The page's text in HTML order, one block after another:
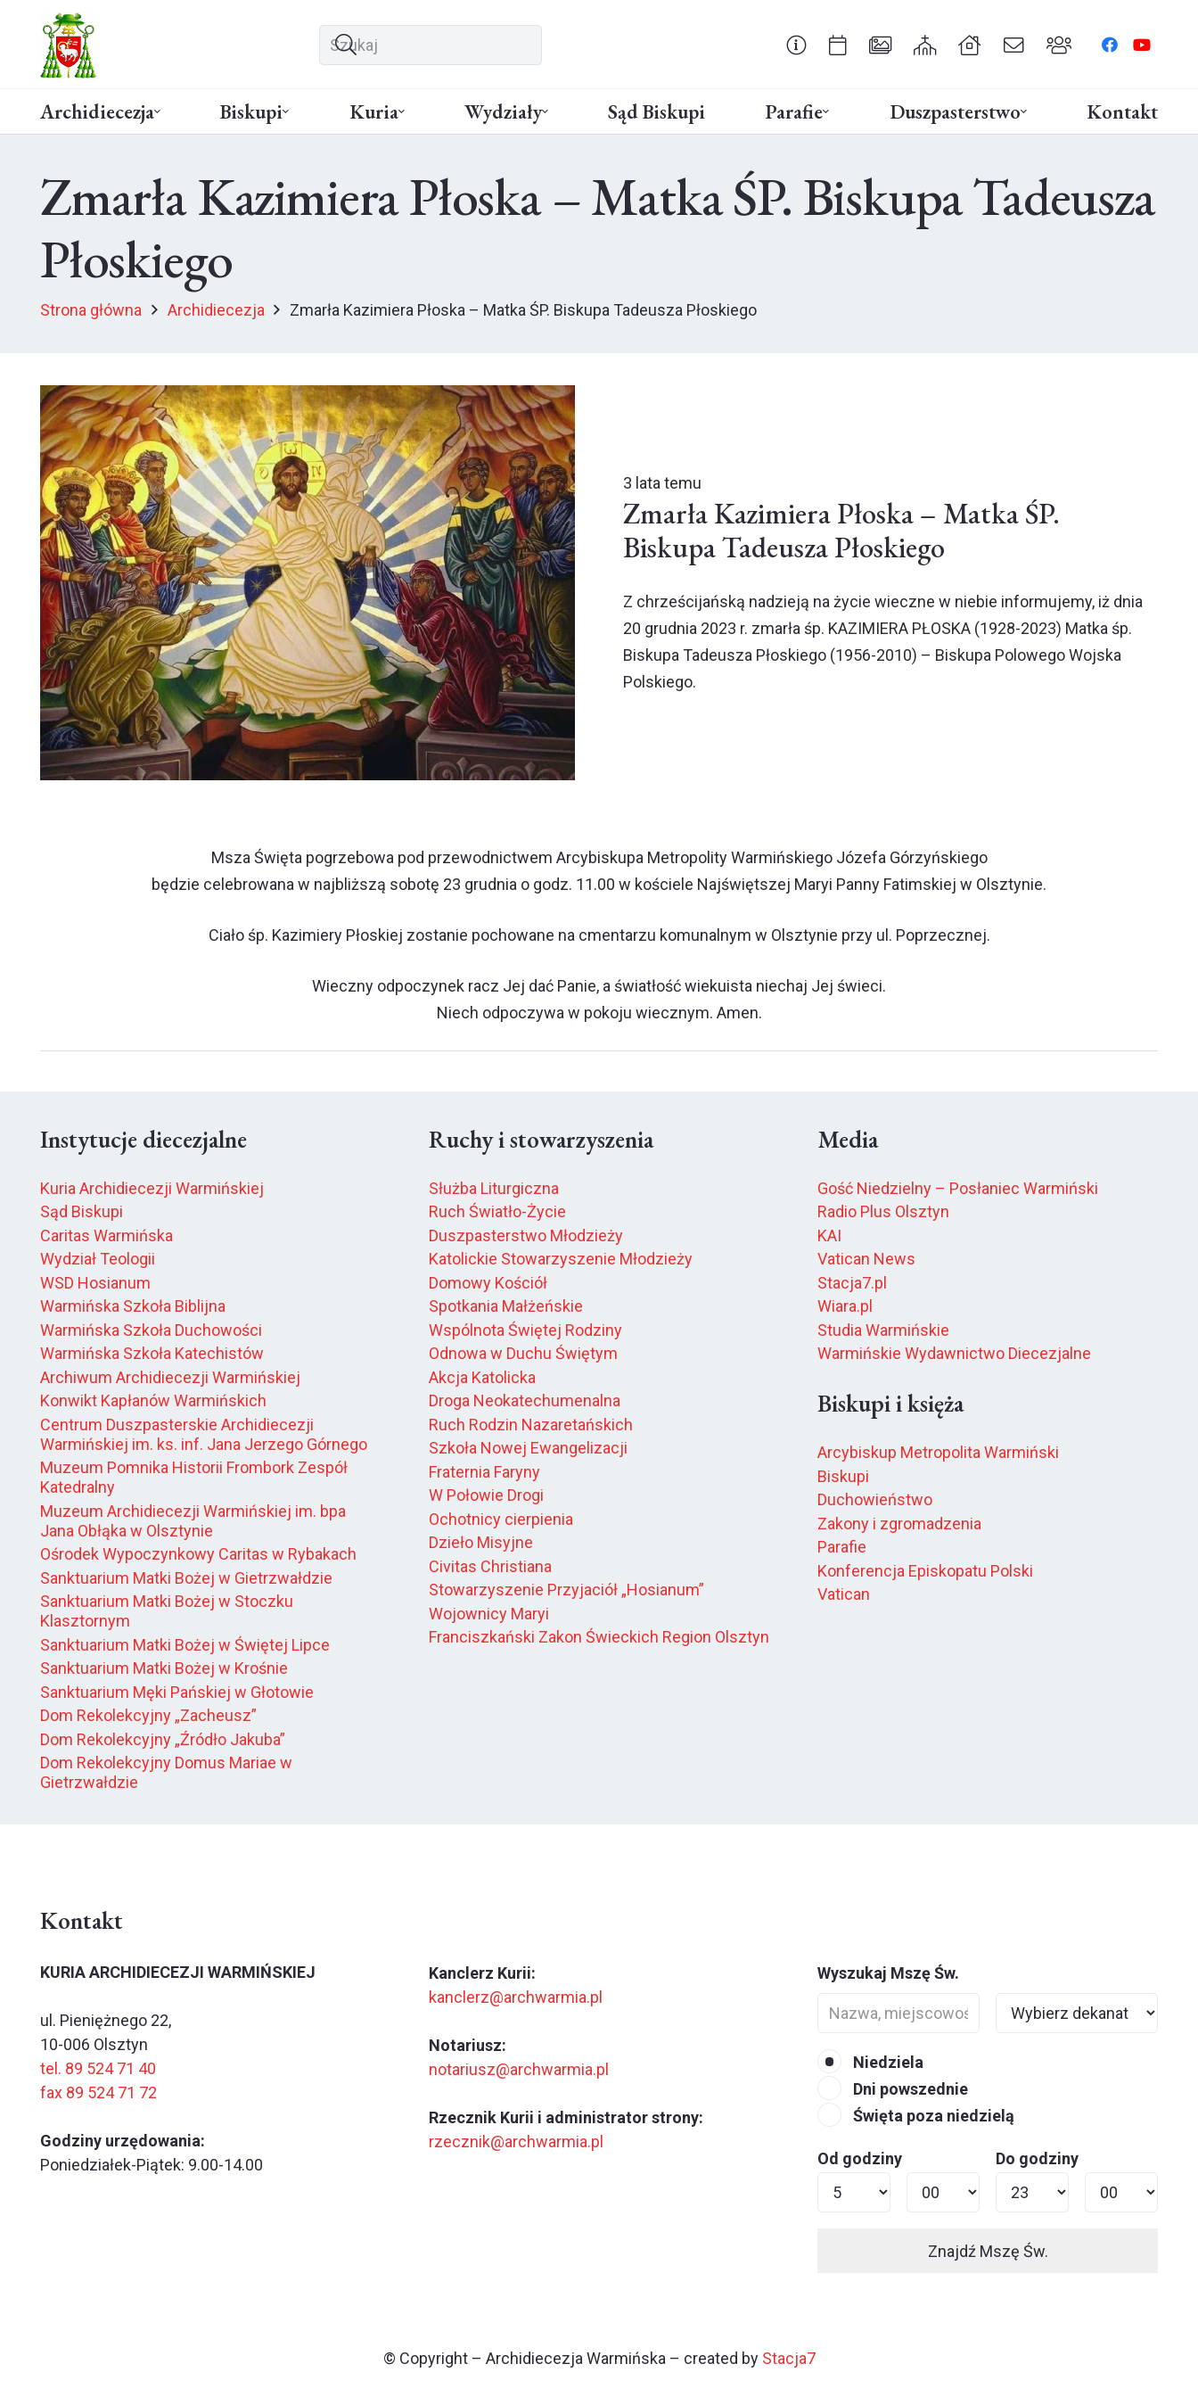
Archidiecezja Biskupi Kuria Wydziały Sąd Biskupi Parafie Duszpasterstwo Kontakt
Zmarła Kazimiera Płoska – Matka ŚP. Biskupa Tadeusza
Płoskiego
Strona główna Archidiecezja Zmarła Kazimiera Płoska – Matka ŚP. Biskupa Tadeusza Płoskiego
3 lata temu
Zmarła Kazimiera Płoska – Matka ŚP.
Biskupa Tadeusza Płoskiego
Z chrześcijańską nadzieją na życie wieczne w niebie informujemy, iż dnia
20 grudnia 2023 r. zmarła śp. KAZIMIERA PŁOSKA (1928-2023) Matka śp.
Biskupa Tadeusza Płoskiego (1956-2010) – Biskupa Polowego Wojska
Polskiego.
Msza Święta pogrzebowa pod przewodnictwem Arcybiskupa Metropolity Warmińskiego Józefa Górzyńskiego
będzie celebrowana w najbliższą sobotę 23 grudnia o godz. 11.00 w kościele Najświętszej Maryi Panny Fatimskiej w Olsztynie.
Ciało śp. Kazimiery Płoskiej zostanie pochowane na cmentarzu komunalnym w Olsztynie przy ul. Poprzecznej.
Wieczny odpoczynek racz Jej dać Panie, a światłość wiekuista niechaj Jej świeci.
Niech odpoczywa w pokoju wiecznym. Amen.
Instytucje diecezjalne
Kuria Archidiecezji Warmińskiej
Sąd Biskupi
Caritas Warmińska
Wydział Teologii
WSD Hosianum
Warmińska Szkoła Biblijna
Warmińska Szkoła Duchowości
Warmińska Szkoła Katechistów
Archiwum Archidiecezji Warmińskiej
Konwikt Kapłanów Warmińskich
Centrum Duszpasterskie Archidiecezji
Warmińskiej im. ks. inf. Jana Jerzego Górnego
Muzeum Pomnika Historii Frombork Zespół
Katedralny
Muzeum Archidiecezji Warmińskiej im. bpa
Jana Obłąka w Olsztynie
Ośrodek Wypoczynkowy Caritas w Rybakach
Sanktuarium Matki Bożej w Gietrzwałdzie
Sanktuarium Matki Bożej w Stoczku
Klasztornym
Sanktuarium Matki Bożej w Świętej Lipce
Sanktuarium Matki Bożej w Krośnie
Sanktuarium Męki Pańskiej w Głotowie
Dom Rekolekcyjny „Zacheusz”
Dom Rekolekcyjny „Źródło Jakuba”
Dom Rekolekcyjny Domus Mariae w
Gietrzwałdzie
Ruchy i stowarzyszenia
Służba Liturgiczna
Ruch Światło-Życie
Duszpasterstwo Młodzieży
Katolickie Stowarzyszenie Młodzieży
Domowy Kościół
Spotkania Małżeńskie
Wspólnota Świętej Rodziny
Odnowa w Duchu Świętym
Akcja Katolicka
Droga Neokatechumenalna
Ruch Rodzin Nazaretańskich
Szkoła Nowej Ewangelizacji
Fraternia Faryny
W Połowie Drogi
Ochotnicy cierpienia
Dzieło Misyjne
Civitas Christiana
Stowarzyszenie Przyjaciół „Hosianum”
Wojownicy Maryi
Franciszkański Zakon Świeckich Region Olsztyn
Media
Gość Niedzielny – Posłaniec Warmiński
Radio Plus Olsztyn
KAI
Vatican News
Stacja7.pl
Wiara.pl
Studia Warmińskie
Warmińskie Wydawnictwo Diecezjalne
Biskupi i księża
Arcybiskup Metropolita Warmiński
Biskupi
Duchowieństwo
Zakony i zgromadzenia
Parafie
Konferencja Episkopatu Polski
Vatican
Kontakt
KURIA ARCHIDIECEZJI WARMIŃSKIEJ
ul. Pieniężnego 22,
10-006 Olsztyn
tel. 89 524 71 40
fax 89 524 71 72
Godziny urzędowania:
Poniedziałek-Piątek: 9.00-14.00
Kanclerz Kurii:
kanclerz@archwarmia.pl
Notariusz:
notariusz@archwarmia.pl
Rzecznik Kurii i administrator strony:
rzecznik@archwarmia.pl
Wyszukaj Mszę Św.
Niedziela
Dni powszednie
Święta poza niedzielą
Od godziny Do godziny
Znajdź Mszę Św.
© Copyright – Archidiecezja Warmińska – created by Stacja7